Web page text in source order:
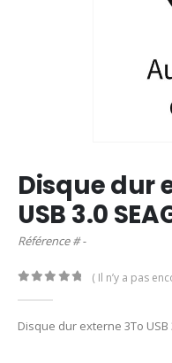
Disque dur
USB 3.0
Référence # -
( Il n’y a pas
Disque dur externe 3To USB